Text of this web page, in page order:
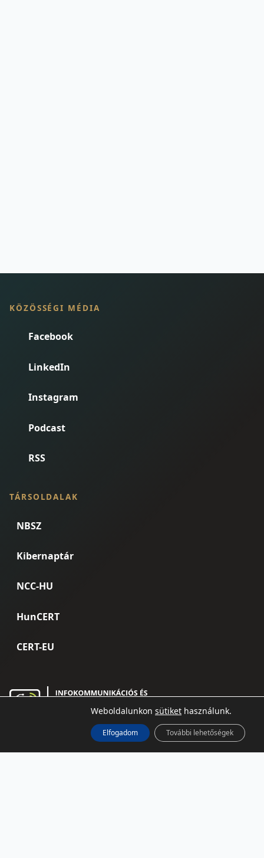
KÖZÖSSÉGI MÉDIA
Facebook
LinkedIn
Instagram
Podcast
RSS
TÁRSOLDALAK
NBSZ
Kibernaptár
NCC-HU
HunCERT
CERT-EU
Weboldalunkon sütiket használunk.
Elfogadom További lehetőségek